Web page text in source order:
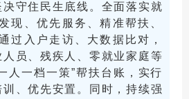
守住民生底线。全面落实就
现、优先服务、精准帮扶、
过入户走访、大数据比对，
员、残疾人、零就业家庭等
人一档一策”帮扶台账，实行
、优先安置。同时，持续强